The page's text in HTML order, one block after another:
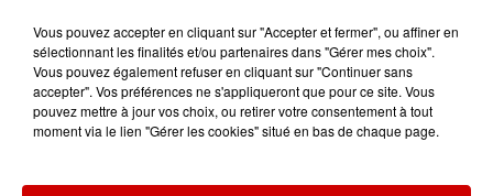
Destination Vacances : inscrivez-
vous !
Vous pouvez accepter en cliquant sur "Accepter et fermer", ou affiner en
sélectionnant les finalités et/ou partenaires dans "Gérer mes choix".
Vous pouvez également refuser en cliquant sur "Continuer sans
accepter". Vos préférences ne s'appliqueront que pour ce site. Vous
pouvez mettre à jour vos choix, ou retirer votre consentement à tout
moment via le lien "Gérer les cookies" situé en bas de chaque page.